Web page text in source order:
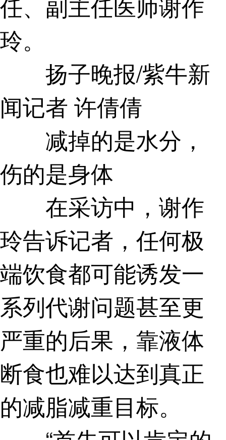
玲。
扬子晚报/紫牛新
闻记者 许倩倩
减掉的是水分，
伤的是身体
在采访中，谢作
玲告诉记者，任何极
端饮食都可能诱发一
系列代谢问题甚至更
严重的后果，靠液体
断食也难以达到真正
的减脂减重目标。